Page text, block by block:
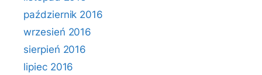
październik 2016
wrzesień 2016
sierpień 2016
lipiec 2016